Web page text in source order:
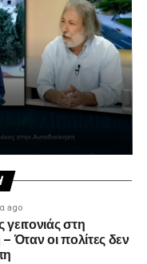
ago
στη
Όταν οι πολίτες δεν